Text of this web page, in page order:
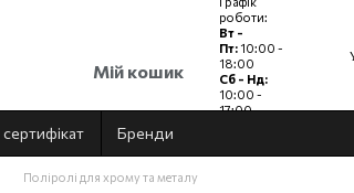
Мій кошик
роботи:
Вт -
Пт: 10:00 -
18:00
Сб - Нд:
10:00 -
17:00
Бренди
Поліролі для хрому та металу